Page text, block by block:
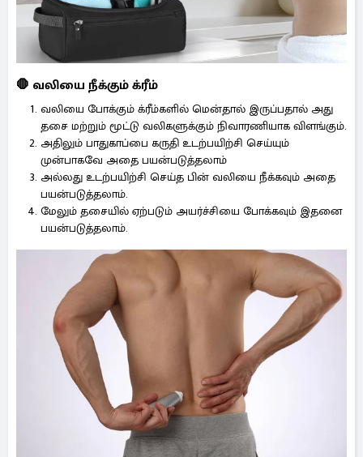
🛑 வலியை நீக்கும் க்ரீம்
வலியை போக்கும் க்ரீம்களில் மென்தால் இருப்பதால் அது
தசை மற்றும் மூட்டு வலிகளுக்கும் நிவாரணியாக விளங்கும்.
அதிலும் பாதுகாப்பை கருதி உடற்பயிற்சி செய்யும்
முன்பாகவே அதை பயன்படுத்தலாம்
அல்லது உடற்பயிற்சி செய்த பின் வலியை நீக்கவும் அதை
பயன்படுத்தலாம்.
மேலும் தசையில் ஏற்படும் அயர்ச்சியை போக்கவும் இதனை
பயன்படுத்தலாம்.